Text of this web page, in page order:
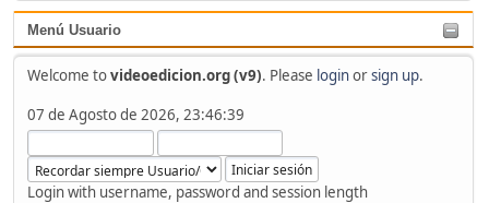
Menú Usuario
Welcome tovideoedicion.org (v9). Please loginorsign up.
07 de Agosto de 2026, 23:46:39
Login with username, password and session length